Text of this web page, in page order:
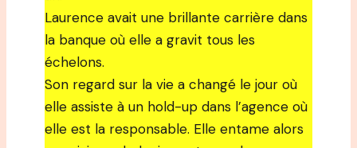
Laurence avait une brillante carrière dans
la banque où elle a gravit tous les
échelons.
Son regard sur la vie a changé le jour où
elle assiste à un hold-up dans l’agence où
elle est la responsable. Elle entame alors